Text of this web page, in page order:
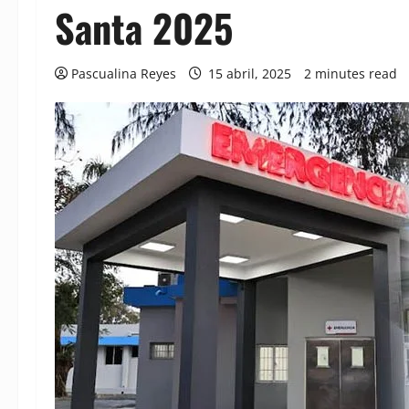
Santa 2025
Pascualina Reyes 15 abril, 2025 2 minutes read